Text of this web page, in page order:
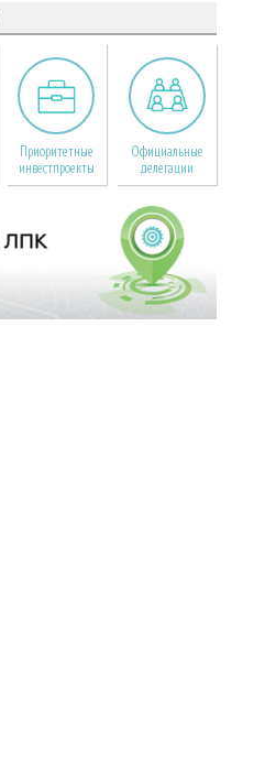
Приоритетные
инвестпроекты
Официальные
делегации